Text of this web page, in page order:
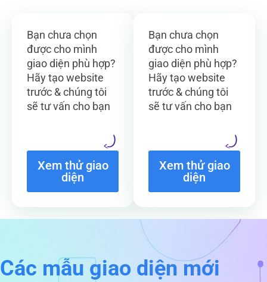
Bạn chưa chọn
được cho mình
giao diện phù hợp?
Hãy tạo website
trước & chúng tôi
sẽ tư vấn cho bạn
Xem thử giao
diện
Bạn chưa chọn
được cho mình
giao diện phù hợp?
Hãy tạo website
trước & chúng tôi
sẽ tư vấn cho bạn
Xem thử giao
diện
Các mẫu giao diện mới